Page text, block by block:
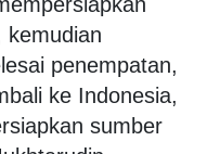
kemudian
penempatan,
ke Indonesia,
sumber